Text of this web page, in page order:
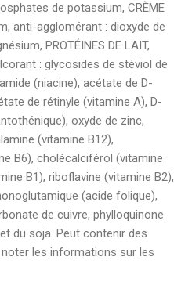
de potassium, CRÈME
anti-agglomérant : dioxyde de
PROTÉINES DE LAIT,
: glycosides de stéviol de
(niacine), acétate de D-
de rétinyle (vitamine A), D-
oxyde de zinc,
(vitamine B12),
B6), cholécalciférol (vitamine
B1), riboflavine (vitamine B2),
(acide folique),
de cuivre, phylloquinone
du soja. Peut contenir des
les informations sur les